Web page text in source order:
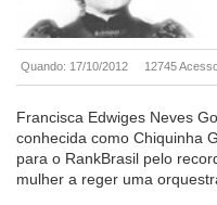
Quando: 17/10/2012 12745
Francisca Edwiges Neves
conhecida como Chiquinha
para o RankBrasil pelo
mulher a reger uma